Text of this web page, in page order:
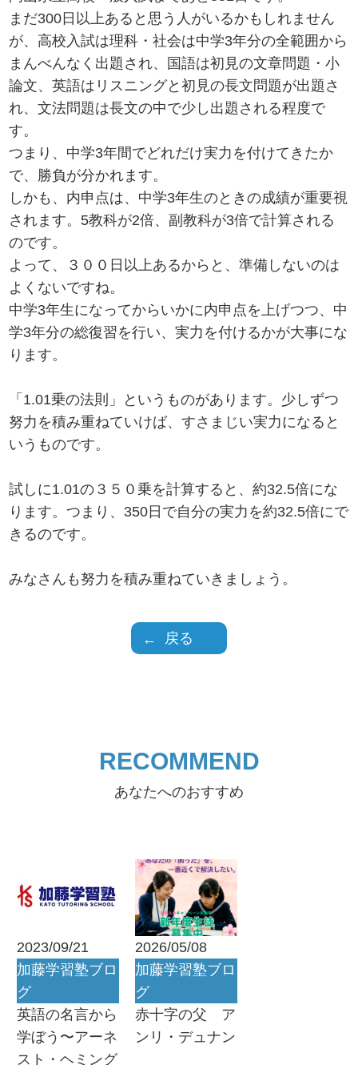
まだ300日以上あると思う人がいるかもしれません
が、高校入試は理科・社会は中学3年分の全範囲から
まんべんなく出題され、国語は初見の文章問題・小
論文、英語はリスニングと初見の長文問題が出題さ
れ、文法問題は長文の中で少し出題される程度で
す。
つまり、中学3年間でどれだけ実力を付けてきたか
で、勝負が分かれます。
しかも、内申点は、中学3年生のときの成績が重要視
されます。5教科が2倍、副教科が3倍で計算される
のです。
よって、３００日以上あるからと、準備しないのは
よくないですね。
中学3年生になってからいかに内申点を上げつつ、中
学3年分の総復習を行い、実力を付けるかが大事にな
ります。
「1.01乗の法則」というものがあります。少しずつ
努力を積み重ねていけば、すさまじい実力になると
いうものです。
試しに1.01の３５０乗を計算すると、約32.5倍にな
ります。つまり、350日で自分の実力を約32.5倍にで
きるのです。
みなさんも努力を積み重ねていきましょう。
戻る
RECOMMEND
あなたへのおすすめ
2023/09/21
加藤学習塾ブロ
グ
英語の名言から
学ぼう〜アーネ
スト・ヘミング
2026/05/08
加藤学習塾ブロ
グ
赤十字の父 ア
ンリ・デュナン